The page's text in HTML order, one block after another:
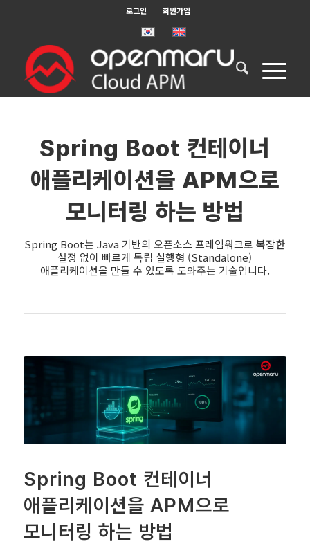
로그인 회원가입
Spring Boot 컨테이너
애플리케이션을 APM으로
모니터링 하는 방법
Spring Boot는 Java 기반의 오픈소스 프레임워크로 복잡한
설정 없이 빠르게 독립 실행형 (Standalone)
애플리케이션을 만들 수 있도록 도와주는 기술입니다.
Spring Boot 컨테이너
애플리케이션을 APM으로
모니터링 하는 방법